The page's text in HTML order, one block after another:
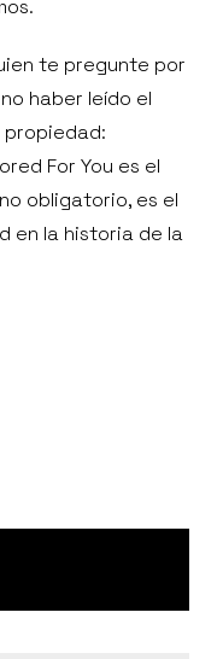
te pregunte por
haber leído el
For You es el
obligatorio, es el
en la historia de la